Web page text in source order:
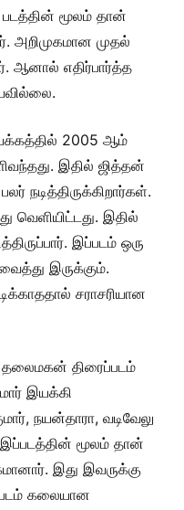
படத்தின் மூலம் தான்
அறிமுகமான முதல்
ஆனால் எதிர்பார்த்த
2005 ஆம்
இதில் ஜித்தன்
நடித்திருக்கிறார்கள்.
வெளியிட்டது. இதில்
இப்படம் ஒரு
இருக்கும்.
சராசரியான
திரைப்படம்
இயக்கி
நயன்தாரா, வடிவேலு
இப்படத்தின் மூலம் தான்
இது இவருக்கு
கலையான